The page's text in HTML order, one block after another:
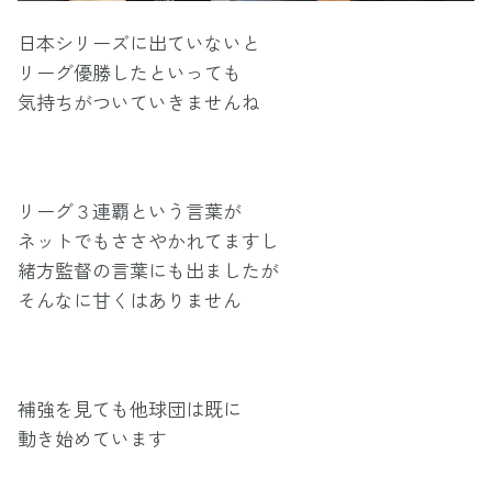
日本シリーズに出ていないと
リーグ優勝したといっても
気持ちがついていきませんね
リーグ３連覇という言葉が
ネットでもささやかれてますし
緒方監督の言葉にも出ましたが
そんなに甘くはありません
補強を見ても他球団は既に
動き始めています